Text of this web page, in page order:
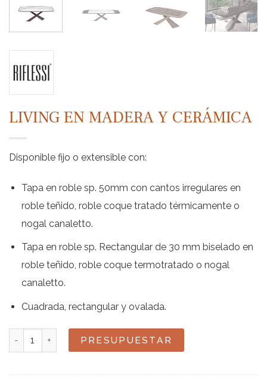
LIVING EN MADERA Y CERÁMICA
Disponible fijo o extensible con:
Tapa en roble sp. 50mm con cantos irregulares en
roble teñido, roble coque tratado térmicamente o
nogal canaletto.
Tapa en roble sp. Rectangular de 30 mm biselado en
roble teñido, roble coque termotratado o nogal
canaletto.
Cuadrada, rectangular y ovalada.
Living en madera y cerámica cantidad
PRESUPUESTAR